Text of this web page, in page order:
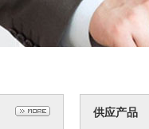
供应产品